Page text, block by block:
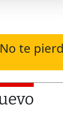
No te